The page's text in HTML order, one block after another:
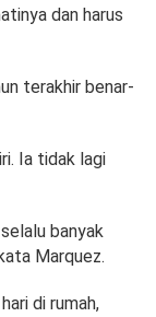
dan harus
terakhir benar-
Ia tidak lagi
banyak
Marquez.
di rumah,